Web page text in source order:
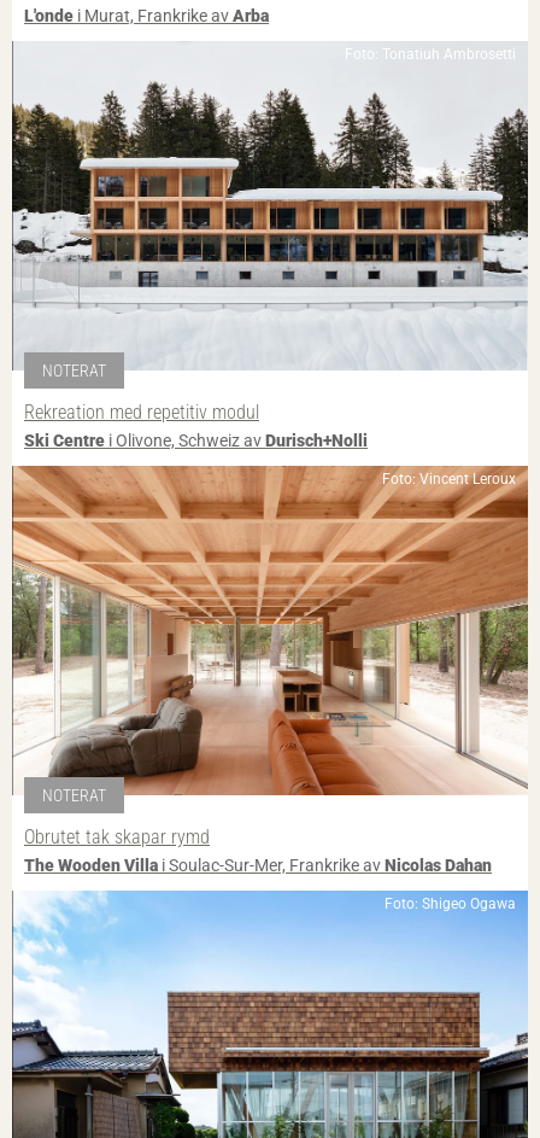
L'onde i Murat, Frankrike avArba
Foto: Tonatiuh Ambrosetti
NOTERAT
Rekreation med repetitiv modul
Ski Centre i Olivone, Schweiz avDurisch+Nolli
Foto: Vincent Leroux
NOTERAT
Obrutet tak skapar rymd
The Wooden Villa i Soulac-Sur-Mer, Frankrike avNicolas Dahan
Foto: Shigeo Ogawa